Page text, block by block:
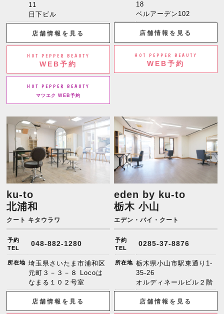
11
日下ビル
店舗情報を見る
HOT PEPPER BEAUTY
WEB予約
HOT PEPPER BEAUTY
マツエク WEB予約
18
ベルアーデン102
店舗情報を見る
HOT PEPPER BEAUTY
WEB予約
ku-to
北浦和
クート キタウラワ
予約
TEL
048-882-1280
所在地 埼玉県さいたま市浦和区
元町３－３－８ Locoは
なまる１０２号室
店舗情報を見る
eden by ku-to
栃木 小山
エデン・バイ・クート
予約
TEL
0285-37-8876
所在地 栃木県小山市駅東通り1-
35-26
オルディネールビル２階
店舗情報を見る